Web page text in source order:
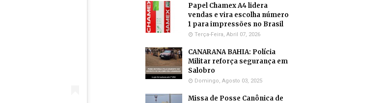
Papel Chamex A4 lidera
vendas e vira escolha número
1 para impressões no Brasil
Terça-Feira, Abril 07, 2026
CANARANA BAHIA: Polícia
Militar reforça segurança em
Salobro
Domingo, Agosto 03, 2025
Missa de Posse Canônica de